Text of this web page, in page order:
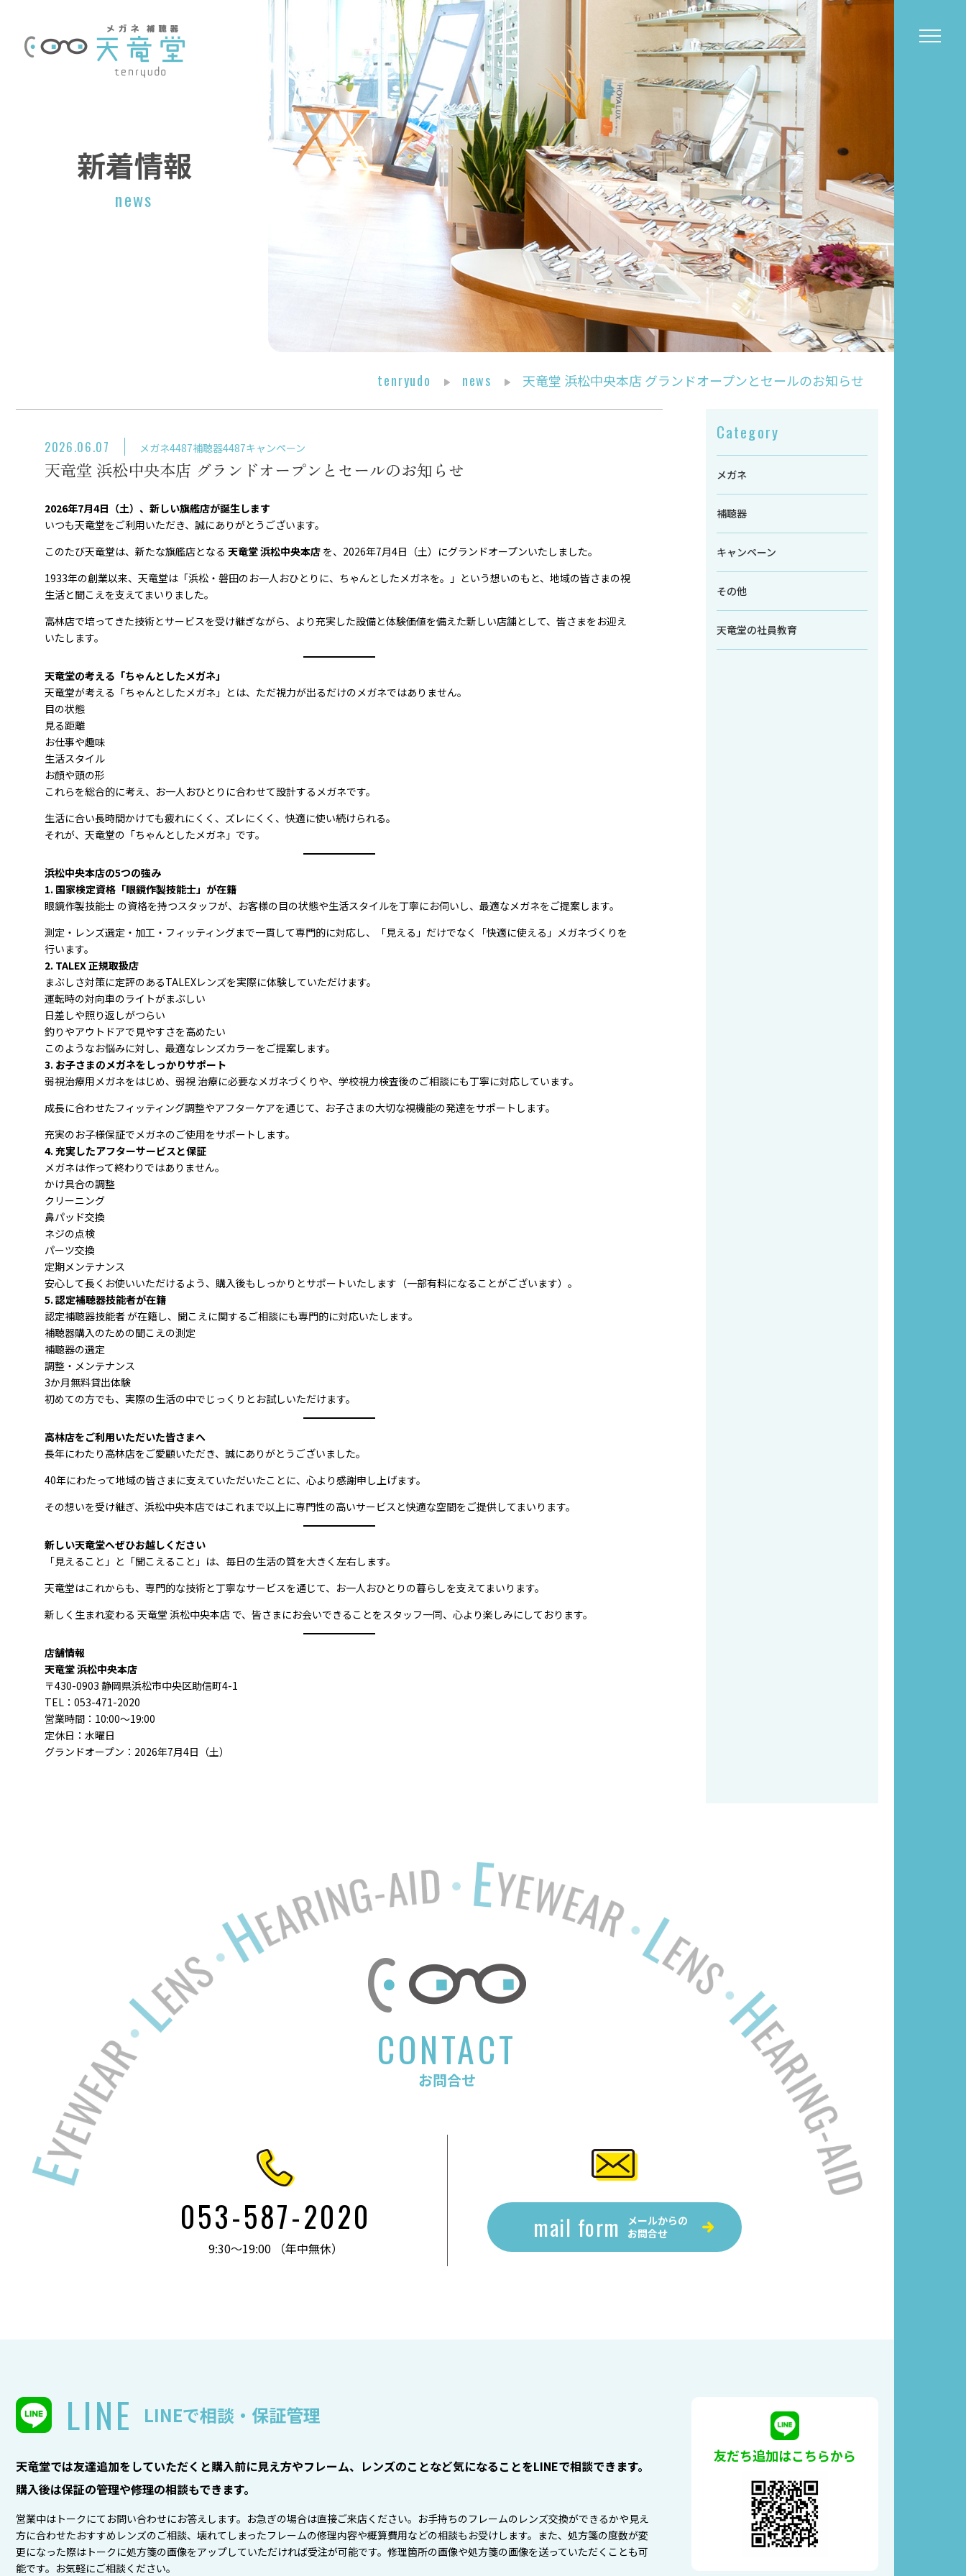
新着情報
news
tenryudo news 天竜堂 浜松中央本店 グランドオープンとセールのお知らせ
2026.06.07 メガネ4487補聴器4487キャンペーン
天竜堂 浜松中央本店 グランドオープンとセールのお知らせ
2026年7月4日（土）、新しい旗艦店が誕生します
いつも天竜堂をご利用いただき、誠にありがとうございます。
このたび天竜堂は、新たな旗艦店となる 天竜堂 浜松中央本店 を、2026年7月4日（土）にグランドオープンいたしました。
1933年の創業以来、天竜堂は「浜松・磐田のお一人おひとりに、ちゃんとしたメガネを。」という想いのもと、地域の皆さまの視
生活と聞こえを支えてまいりました。
高林店で培ってきた技術とサービスを受け継ぎながら、より充実した設備と体験価値を備えた新しい店舗として、皆さまをお迎え
いたします。
天竜堂の考える「ちゃんとしたメガネ」
天竜堂が考える「ちゃんとしたメガネ」とは、ただ視力が出るだけのメガネではありません。
目の状態
見る距離
お仕事や趣味
生活スタイル
お顔や頭の形
これらを総合的に考え、お一人おひとりに合わせて設計するメガネです。
生活に合い長時間かけても疲れにくく、ズレにくく、快適に使い続けられる。
それが、天竜堂の「ちゃんとしたメガネ」です。
浜松中央本店の5つの強み
1. 国家検定資格「眼鏡作製技能士」が在籍
眼鏡作製技能士 の資格を持つスタッフが、お客様の目の状態や生活スタイルを丁寧にお伺いし、最適なメガネをご提案します。
測定・レンズ選定・加工・フィッティングまで一貫して専門的に対応し、「見える」だけでなく「快適に使える」メガネづくりを
行います。
2. TALEX 正規取扱店
まぶしさ対策に定評のあるTALEXレンズを実際に体験していただけます。
運転時の対向車のライトがまぶしい
日差しや照り返しがつらい
釣りやアウトドアで見やすさを高めたい
このようなお悩みに対し、最適なレンズカラーをご提案します。
3. お子さまのメガネをしっかりサポート
弱視治療用メガネをはじめ、弱視 治療に必要なメガネづくりや、学校視力検査後のご相談にも丁寧に対応しています。
成長に合わせたフィッティング調整やアフターケアを通じて、お子さまの大切な視機能の発達をサポートします。
充実のお子様保証でメガネのご使用をサポートします。
4. 充実したアフターサービスと保証
メガネは作って終わりではありません。
かけ具合の調整
クリーニング
鼻パッド交換
ネジの点検
パーツ交換
定期メンテナンス
安心して長くお使いいただけるよう、購入後もしっかりとサポートいたします（一部有料になることがございます）。
5. 認定補聴器技能者が在籍
認定補聴器技能者 が在籍し、聞こえに関するご相談にも専門的に対応いたします。
補聴器購入のための聞こえの測定
補聴器の選定
調整・メンテナンス
3か月無料貸出体験
初めての方でも、実際の生活の中でじっくりとお試しいただけます。
高林店をご利用いただいた皆さまへ
長年にわたり高林店をご愛顧いただき、誠にありがとうございました。
40年にわたって地域の皆さまに支えていただいたことに、心より感謝申し上げます。
その想いを受け継ぎ、浜松中央本店ではこれまで以上に専門性の高いサービスと快適な空間をご提供してまいります。
新しい天竜堂へぜひお越しください
「見えること」と「聞こえること」は、毎日の生活の質を大きく左右します。
天竜堂はこれからも、専門的な技術と丁寧なサービスを通じて、お一人おひとりの暮らしを支えてまいります。
新しく生まれ変わる 天竜堂 浜松中央本店 で、皆さまにお会いできることをスタッフ一同、心より楽しみにしております。
店舗情報
天竜堂 浜松中央本店
〒430-0903 静岡県浜松市中央区助信町4-1
TEL：053-471-2020
営業時間：10:00～19:00
定休日：水曜日
グランドオープン：2026年7月4日（土）
Category
メガネ
補聴器
キャンペーン
その他
天竜堂の社員教育
CONTACT
お問合せ
053-587-2020
9:30～19:00 （年中無休）
mail form
メールからの
お問合せ
LINE LINEで相談・保証管理
天竜堂では友達追加をしていただくと購入前に見え方やフレーム、レンズのことなど気になることをLINEで相談できます。
購入後は保証の管理や修理の相談もできます。
営業中はトークにてお問い合わせにお答えします。お急ぎの場合は直接ご来店ください。お手持ちのフレームのレンズ交換ができるかや見え
方に合わせたおすすめレンズのご相談、壊れてしまったフレームの修理内容や概算費用などの相談もお受けします。また、処方箋の度数が変
更になった際はトークに処方箋の画像をアップしていただければ受注が可能です。修理箇所の画像や処方箋の画像を送っていただくことも可
能です。お気軽にご相談ください。
友だち追加はこちらから